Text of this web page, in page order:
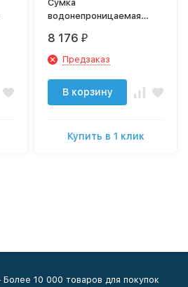
Сумка
водонепроницаемая
white
8 176 ₽
Предзаказ
В корзину
Купить в 1 клик
10 000 товаров для покупок